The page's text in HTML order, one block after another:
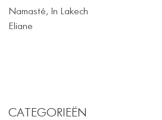
Namasté, In Lakech
Eliane
CATEGORIEËN